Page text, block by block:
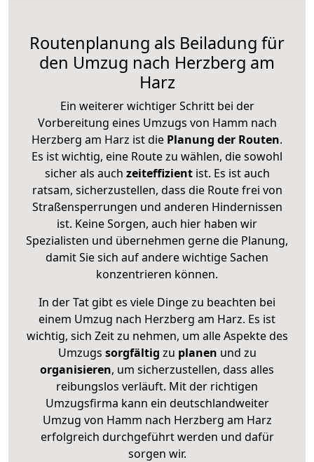
Routenplanung als Beiladung für
den Umzug nach Herzberg am
Harz
Ein weiterer wichtiger Schritt bei der
Vorbereitung eines Umzugs von Hamm nach
Herzberg am Harz ist die Planung der Routen.
Es ist wichtig, eine Route zu wählen, die sowohl
sicher als auch zeiteffizientist. Es ist auch
ratsam, sicherzustellen, dass die Route frei von
Straßensperrungen und anderen Hindernissen
ist. Keine Sorgen, auch hier haben wir
Spezialisten und übernehmen gerne die Planung,
damit Sie sich auf andere wichtige Sachen
konzentrieren können.
In der Tat gibt es viele Dinge zu beachten bei
einem Umzug nach Herzberg am Harz. Es ist
wichtig, sich Zeit zu nehmen, um alle Aspekte des
Umzugs sorgfältig zu planen und zu
organisieren, um sicherzustellen, dass alles
reibungslos verläuft. Mit der richtigen
Umzugsfirma kann ein deutschlandweiter
Umzug von Hamm nach Herzberg am Harz
erfolgreich durchgeführt werden und dafür
sorgen wir.